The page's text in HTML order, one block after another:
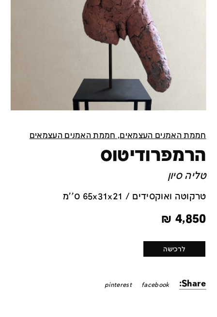
חממת האמנים העצמאים, חממת האמנים העצמאים
הרמפרודיטוס
טליה סיון
טרקוטה ואוקסידים / 65x31x21 ס''מ
4,850
₪
לרכישה
Share:
facebook
pinterest